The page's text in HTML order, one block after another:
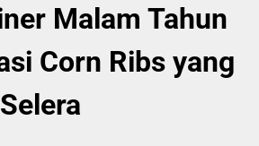
Malam Tahun
Corn Ribs yang